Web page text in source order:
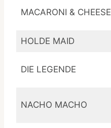
MACARONI & CHEESE
HOLDE MAID
DIE LEGENDE
NACHO MACHO